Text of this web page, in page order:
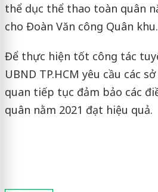
thể dục thể thao toàn quân
cho Đoàn Văn công Quân khu.
Để thực hiện tốt công tác
UBND TP.HCM yêu cầu các
quan tiếp tục đảm bảo các
quân nằm 2021 đạt hiệu quả.